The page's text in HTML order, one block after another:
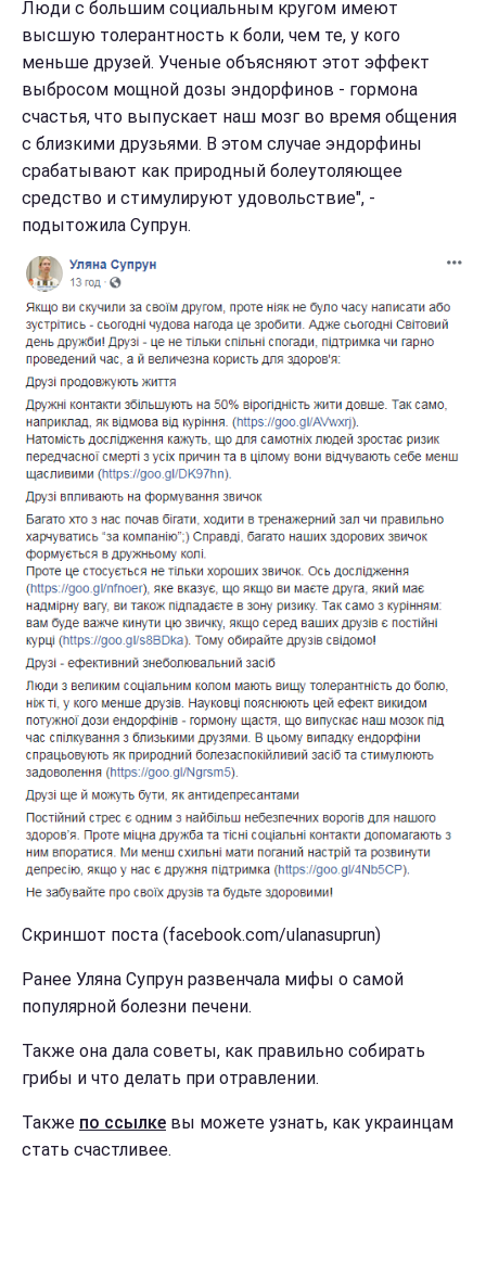
Люди с большим социальным кругом имеют
высшую толерантность к боли, чем те, у кого
меньше друзей. Ученые объясняют этот эффект
выбросом мощной дозы эндорфинов - гормона
счастья, что выпускает наш мозг во время общения
с близкими друзьями. В этом случае эндорфины
срабатывают как природный болеутоляющее
средство и стимулируют удовольствие", -
подытожила Супрун.
Скриншот поста (facebook.com/ulanasuprun)
Ранее Уляна Супрун развенчала мифы о самой
популярной болезни печени.
Также она дала советы, как правильно собирать
грибы и что делать при отравлении.
Также по ссылке вы можете узнать, как украинцам
стать счастливее.